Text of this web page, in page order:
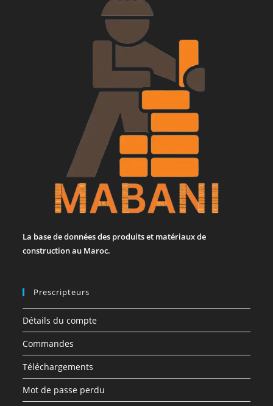
La base de données des produits et matériaux de
construction au Maroc.
Prescripteurs
Détails du compte
Commandes
Téléchargements
Mot de passe perdu